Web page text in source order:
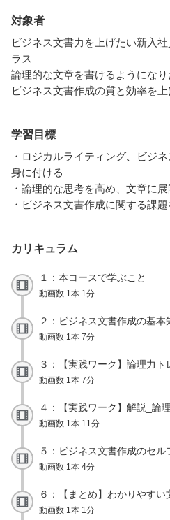
対象者
ビジネス文書力を上げたい新入
ラス
論理的な文章を書けるようにな
ビジネス文書作成の質と効率を
学習目標
・ロジカルライティング、ビジ
身に付ける
・論理的な思考を高め、文章に
・ビジネス文書作成に関する課
カリキュラム
１：本コースで学ぶこと
動画数 1本 1分
２：ビジネス文書作成の基本
動画数 1本 7分
３：【実践ワーク】論理力ト
動画数 1本 7分
４：【実践ワーク】解説_論
動画数 1本 11分
５：ビジネス文書作成のセル
動画数 1本 4分
６：【まとめ】わかりやすい
動画数 1本 1分